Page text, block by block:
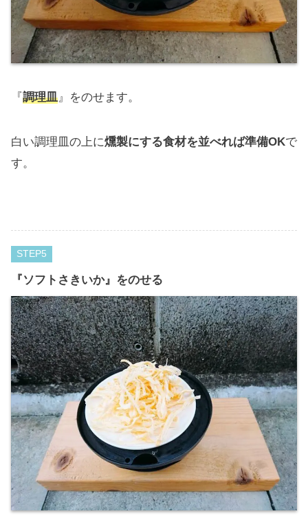
『調理皿 』をのせます。
白い調理皿の上に燻製にする食材を並べれば準備OKで
す。
STEP
『ソフトさきいか』をのせる